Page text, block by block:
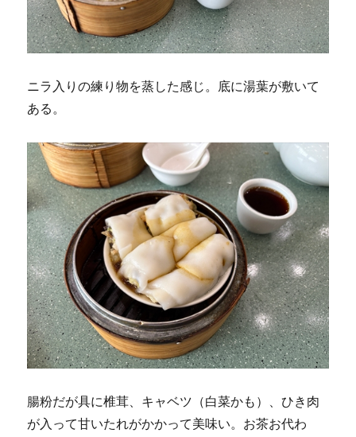
ニラ入りの練り物を蒸した感じ。底に湯葉が敷いて
ある。
腸粉だが具に椎茸、キャベツ（白菜かも）、ひき肉
が入って甘いたれがかかって美味い。お茶お代わ